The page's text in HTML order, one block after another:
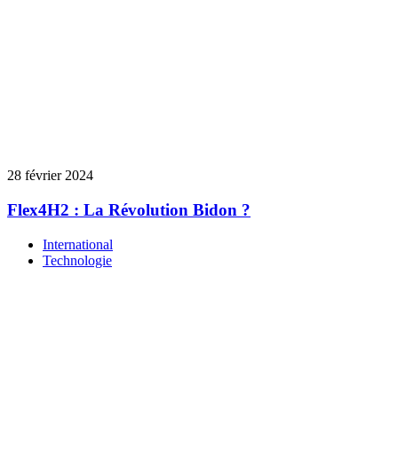
28 février 2024
Flex4H2 : La Révolution Bidon ?
International
Technologie